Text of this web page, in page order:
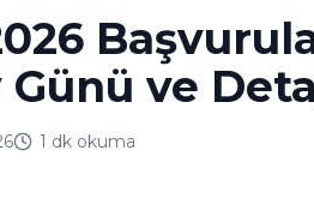
Günü ve
1 dk okuma